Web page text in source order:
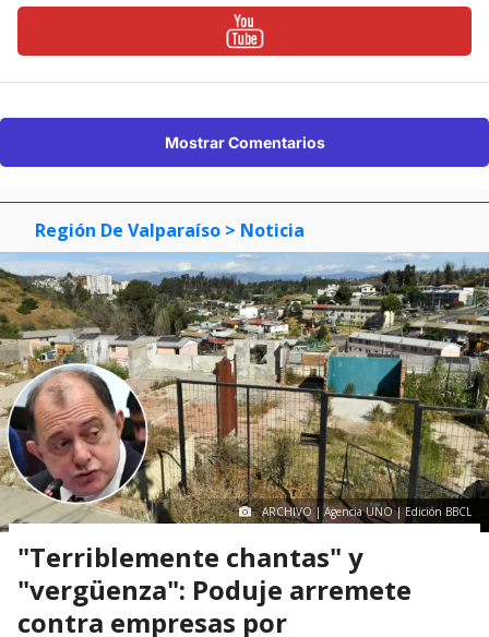
Mostrar Comentarios
Región De Valparaíso > Noticia
ARCHIVO | Agencia UNO | Edición BBCL
"Terriblemente chantas" y
"vergüenza": Poduje arremete
contra empresas por